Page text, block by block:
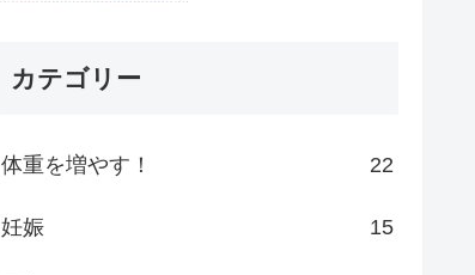
カテゴリー
体重を増やす！ 22
妊娠 15